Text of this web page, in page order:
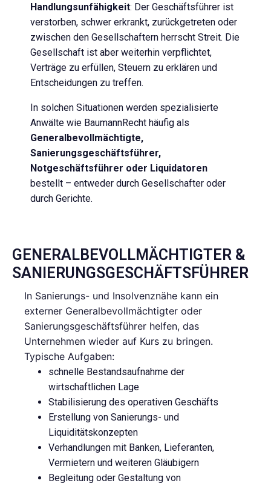
Handlungsunfähigkeit: Der Geschäftsführer ist
verstorben, schwer erkrankt, zurückgetreten oder
zwischen den Gesellschaftern herrscht Streit. Die
Gesellschaft ist aber weiterhin verpflichtet,
Verträge zu erfüllen, Steuern zu erklären und
Entscheidungen zu treffen.
In solchen Situationen werden spezialisierte
Anwälte wie BaumannRecht häufig als
Generalbevollmächtigte,
Sanierungsgeschäftsführer,
Notgeschäftsführer oder Liquidatoren
bestellt – entweder durch Gesellschafter oder
durch Gerichte.
GENERALBEVOLLMÄCHTIGTER &
SANIERUNGSGESCHÄFTSFÜHRER
In Sanierungs- und Insolvenznähe kann ein
externer Generalbevollmächtigter oder
Sanierungsgeschäftsführer helfen, das
Unternehmen wieder auf Kurs zu bringen.
Typische Aufgaben:
schnelle Bestandsaufnahme der
wirtschaftlichen Lage
Stabilisierung des operativen Geschäfts
Erstellung von Sanierungs- und
Liquiditätskonzepten
Verhandlungen mit Banken, Lieferanten,
Vermietern und weiteren Gläubigern
Begleitung oder Gestaltung von